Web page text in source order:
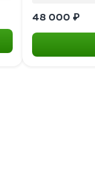
48 000 ₽